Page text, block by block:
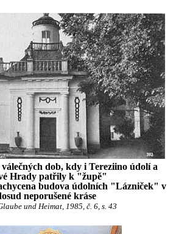
dob, kdy i Tereziino údolí a
Hrady patřily k "župě"
budova údolních "Lázniček" v
neporušené kráse
und Heimat, 1985, č. 6, s. 43